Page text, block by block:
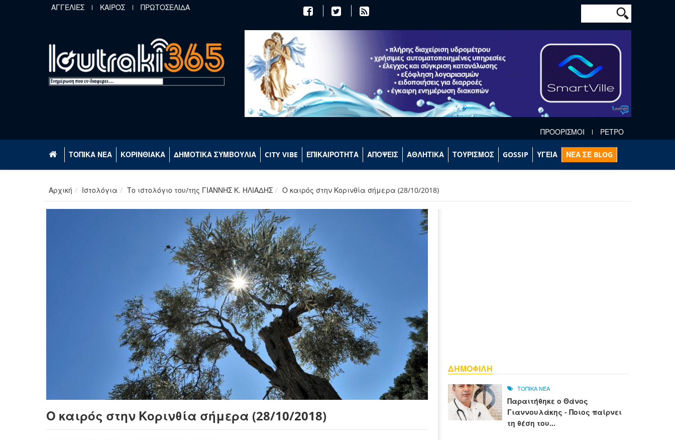
Παράκαμψη προς το κυρίως περιεχόμενο
ΑΓΓΕΛΙΕΣ ΚΑΙΡΟΣ ΠΡΩΤΟΣΕΛΙΔΑ Φόρμα
Αναζήτηση
ΠΡΟΟΡΙΣΜΟΙ ΡΕΤΡΟ
ΤΟΠΙΚΑ ΝΕΑ ΚΟΡΙΝΘΙΑΚΑ ΔΗΜΟΤΙΚΑ ΣΥΜΒΟΥΛΙΑ CITY VIBE ΕΠΙΚΑΙΡΟΤΗΤΑ ΑΠΟΨΕΙΣ ΑΘΛΗΤΙΚΑ ΤΟΥΡΙΣΜΟΣ GOSSIP ΥΓΕΙΑ ΝΕΑ ΣΕ BLOG
Αρχική Ιστολόγια Το ιστολόγιο του/της ΓΙΑΝΝΗΣ Κ. ΗΛΙΑΔΗΣ Ο καιρός στην Κορινθία σήμερα (28/10/2018)
Ο καιρός στην Κορινθία σήμερα (28/10/2018)
ΔΗΜΟΦΙΛΗ
ΤΟΠΙΚΑ ΝΕΑ
Παραιτήθηκε ο Θάνος
Γιαννουλάκης - Ποιος παίρνει
τη θέση του...